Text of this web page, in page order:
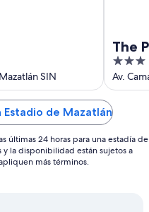
SIN
The
3
out
of
5
Av.
Estadio de Mazatlán
últimas 24 horas para una estadía de
y la disponibilidad están sujetos a
más términos.